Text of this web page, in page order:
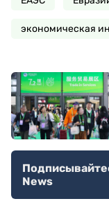
экономическая
News